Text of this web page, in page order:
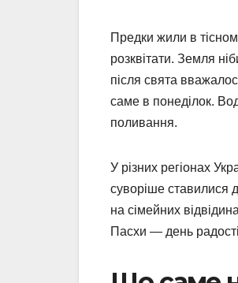
Предки жили в
розквітати. Земля
після свята
саме в понеділок.
поливання.
У різних регіонах
суворіше ставилися
на сімейних
Пасхи — день